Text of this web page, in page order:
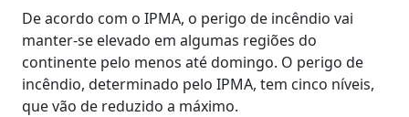
De acordo com o IPMA, o perigo de incêndio vai
manter-se elevado em algumas regiões do
continente pelo menos até domingo. O perigo de
incêndio, determinado pelo IPMA, tem cinco níveis,
que vão de reduzido a máximo.